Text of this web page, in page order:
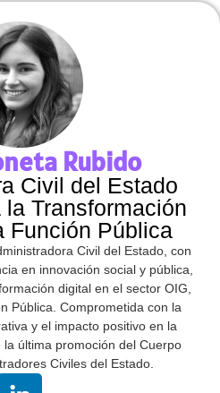
Rubido
Civil del Estado
Transformación
Función Pública
Civil del Estado, con
en innovación social y pública,
digital en el sector OIG,
Pública. Comprometida con la
y el impacto positivo en la
última promoción del Cuerpo
Civiles del Estado.